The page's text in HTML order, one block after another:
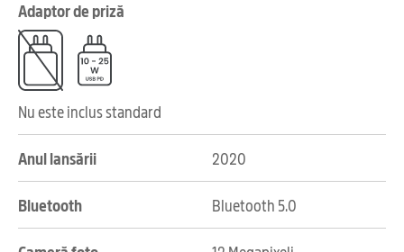
Adaptor de priză
Nu este inclus standard
Anul lansării 2020
Bluetooth Bluetooth 5.0